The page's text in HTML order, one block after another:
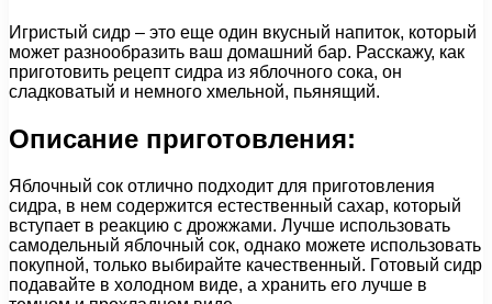
Игристый сидр – это еще один вкусный напиток, который
может разнообразить ваш домашний бар. Расскажу, как
приготовить рецепт сидра из яблочного сока, он
сладковатый и немного хмельной, пьянящий.
Описание приготовления:
Яблочный сок отлично подходит для приготовления
сидра, в нем содержится естественный сахар, который
вступает в реакцию с дрожжами. Лучше использовать
самодельный яблочный сок, однако можете использовать
покупной, только выбирайте качественный. Готовый сидр
подавайте в холодном виде, а хранить его лучше в